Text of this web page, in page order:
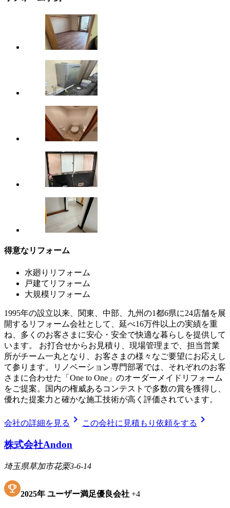
得意なリフォーム
水廻りリフォーム
戸建てリフォーム
大規模リフォーム
1995年の設立以来、関東、中部、九州の1都6県に24店舗を展
開するリフォーム会社として、延べ16万件以上の実績を重
ね、多くのお客さまに安心・安全で快適な暮らしを提供して
います。 お打合せからお見積り、現場管理まで、担当営業
所がチーム一丸となり、お客さまの様々なご要望にお応えし
て参ります。リノベーション専門部署では、それぞれのお客
さまに合わせた「One to One」のオーダーメイドリフォーム
をご提案。国内の権威あるコンテストで多数の賞を獲得し、
優れた提案力と確かな施工技術が高く評価されています。
会社の詳細を見る chevron_right この会社に見積もり依頼をする chevron_right
株式会社Andon
埼玉県草加市花栗3-6-14
2025年 ユーザー満足優良会社 +4